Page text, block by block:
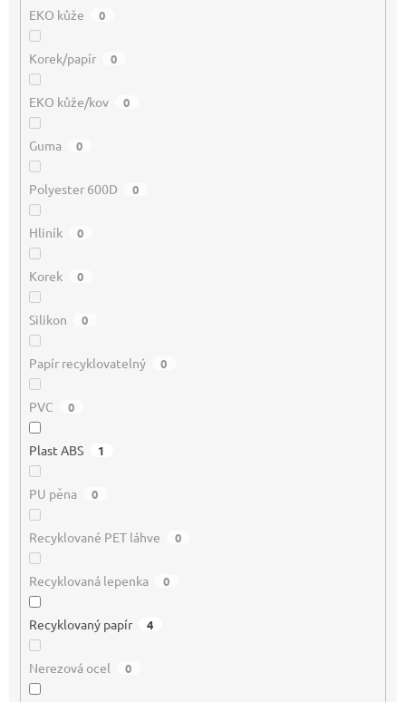
EKO kůže 0
Korek/papír 0
EKO kůže/kov 0
Guma 0
Polyester 600D 0
Hliník 0
Korek 0
Silikon 0
Papír recyklovatelný 0
PVC 0
Plast ABS 1
PU pěna 0
Recyklované PET láhve 0
Recyklovaná lepenka 0
Recyklovaný papír 4
Nerezová ocel 0